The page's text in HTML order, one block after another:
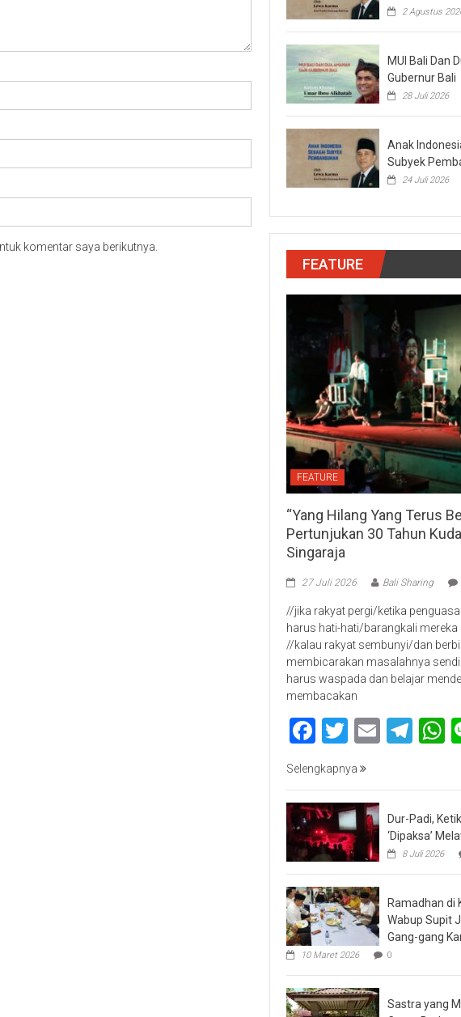
komentar saya berikutnya.
2 Agustus
MUI Bali Dan
Gubernur Bali
28 Juli 2026
Anak
Subyek
24 Juli 2026
FEATURE
FEATURE
“Yang Hilang Yang Terus
Pertunjukan 30 Tahun
Singaraja
27 Juli 2026 Bali Sharing
//jika rakyat pergi/ketika
harus hati-hati/barangkali
//kalau rakyat sembunyi/dan
membicarakan masalahnya
harus waspada dan belajar
membacakan
Facebook
Twitter
Email
Selengkapnya
Dur-Padi,
‘Dipaksa’
8 Juli 2026
Ramadhan di
Wabup Supit
Gang-gang
10 Maret 2026 0
Sastra yang